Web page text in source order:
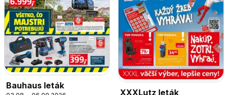
Bauhaus leták
XXXLutz leták